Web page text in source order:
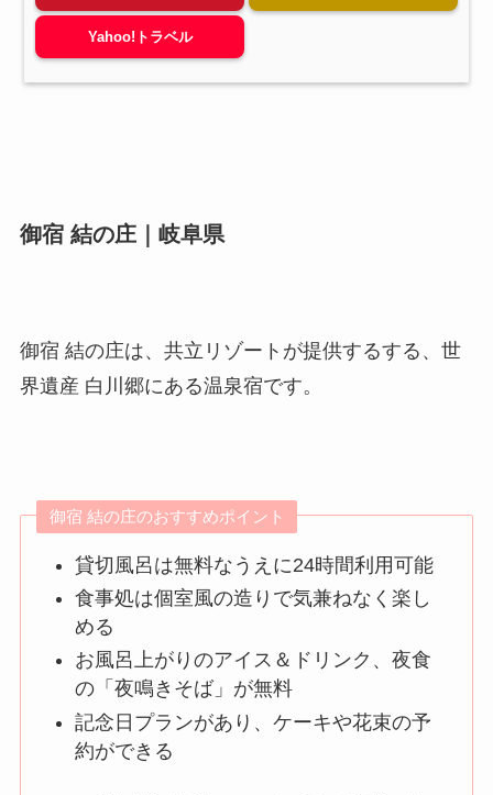
Yahoo!トラベル
御宿 結の庄｜岐阜県
御宿 結の庄は、共立リゾートが提供するする、世
界遺産 白川郷にある温泉宿です。
御宿 結の庄のおすすめポイント
貸切風呂は無料なうえに24時間利用可能
食事処は個室風の造りで気兼ねなく楽し
める
お風呂上がりのアイス＆ドリンク、夜食
の「夜鳴きそば」が無料
記念日プランがあり、ケーキや花束の予
約ができる